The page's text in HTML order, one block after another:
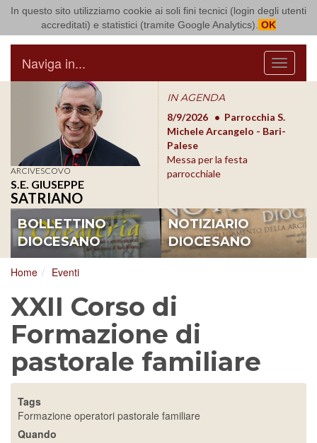
In questo sito utilizziamo cookie ai soli fini tecnici (login degli utenti
accreditati) e statistici (tramite Google Analytics). OK
Arcidiocesi di Bari Bitonto
Menu
Naviga in...
ARCIVESCOVO
S.E. GIUSEPPE
SATRIANO
IN AGENDA
8/17/2026
Conversano
Conferenza Episcopale
Pugliese
8/9/2026
Parrocchia S.
Michele Arcangelo - Bari-
Palese
Messa per la festa
parrocchiale
BOLLETTINO
DIOCESANO
NOTIZIARIO
DIOCESANO
Home Eventi
XXII Corso di
Formazione di
pastorale familiare
Tags
Formazione operatori pastorale familiare
Quando